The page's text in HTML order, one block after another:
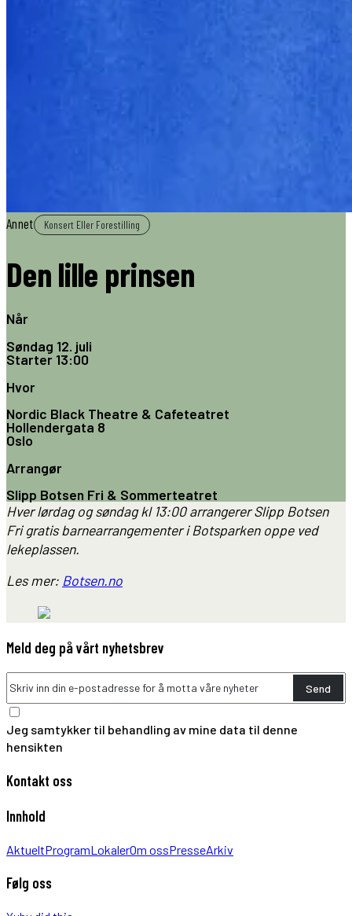
Annet Konsert Eller Forestilling
Den lille prinsen
Når
Søndag 12. juli
Starter13:00
Hvor
Nordic Black Theatre & Cafeteatret
Hollendergata 8
Oslo
Arrangør
Slipp Botsen Fri & Sommerteatret
Hver lørdag og søndag kl 13:00 arrangerer Slipp Botsen
Fri gratis barnearrangementer i Botsparken oppe ved
lekeplassen.
Les mer: Botsen.no
Meld deg på vårt nyhetsbrev
Send
Jeg samtykker til behandling av mine data til denne
hensikten
Kontakt oss
Innhold
AktueltProgramLokalerOm ossPresseArkiv
Følg oss